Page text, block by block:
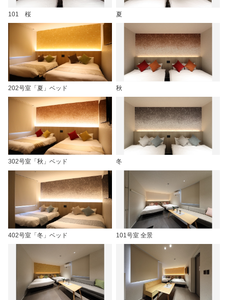
101 桜 夏
202号室「夏」ベッド 秋
302号室「秋」ベッド 冬
402号室「冬」ベッド 101号室 全景